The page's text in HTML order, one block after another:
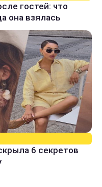
гостей: что
она взялась
6 секретов